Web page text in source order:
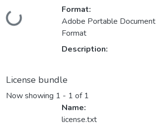
Loading...
Format:
Adobe Portable Document
Format
Description:
License bundle
Now showing 1 - 1 of 1
Name:
license.txt